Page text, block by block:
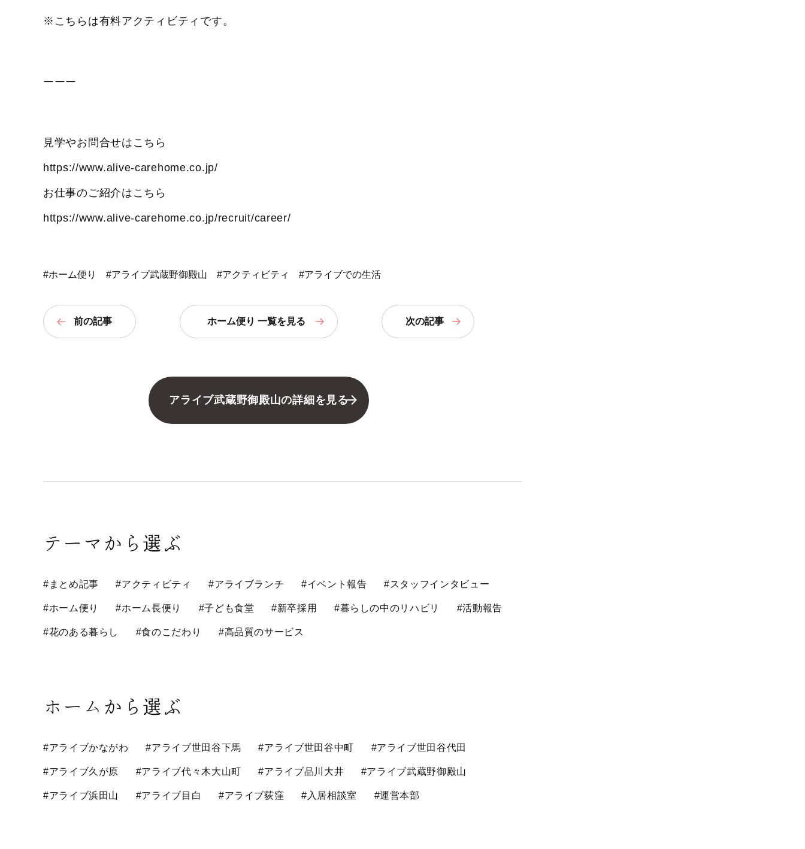
※こちらは有料アクティビティです。
ーーー
見学やお問合せはこちら
https://www.alive-carehome.co.jp/
お仕事のご紹介はこちら
https://www.alive-carehome.co.jp/recruit/career/
#ホーム便り #アライブ武蔵野御殿山 #アクティビティ #アライブでの生活
前の記事 次の記事
ホーム便り 一覧を見る
アライブ武蔵野御殿山の詳細を見る
テーマから選ぶ
#まとめ記事 #アクティビティ #アライブランチ #イベント報告 #スタッフインタビュー
#ホーム便り #ホーム長便り #子ども食堂 #新卒採用 #暮らしの中のリハビリ #活動報告
#花のある暮らし #食のこだわり #高品質のサービス
ホームから選ぶ
#アライブかながわ #アライブ世田谷下馬 #アライブ世田谷中町 #アライブ世田谷代田
#アライブ久が原 #アライブ代々木大山町 #アライブ品川大井 #アライブ武蔵野御殿山
#アライブ浜田山 #アライブ目白 #アライブ荻窪 #入居相談室 #運営本部